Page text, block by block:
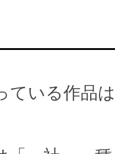
ている作品